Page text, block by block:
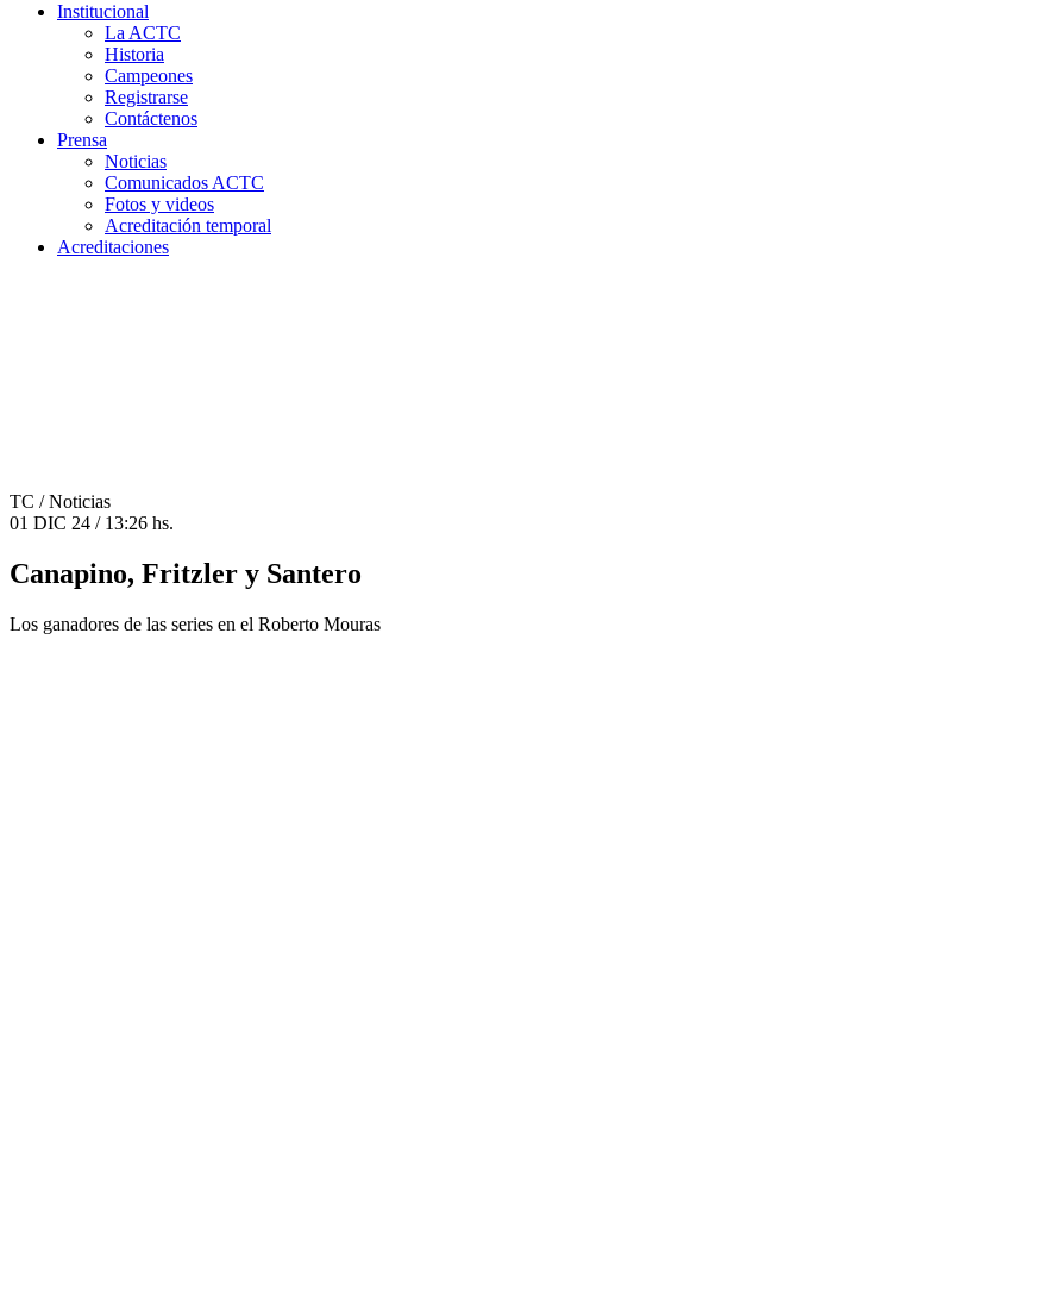
Institucional
La ACTC
Historia
Campeones
Registrarse
Contáctenos
Prensa
Noticias
Comunicados ACTC
Fotos y videos
Acreditación temporal
Acreditaciones
TC / Noticias
01 DIC 24 / 13:26 hs.
Canapino, Fritzler y Santero
Los ganadores de las series en el Roberto Mouras